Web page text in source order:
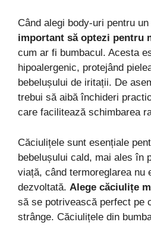
Când alegi body-uri pentru
important să optezi pentru
cum ar fi bumbacul. Acesta
hipoalergenic, protejând
bebelușului de iritații. De
trebui să aibă închideri
care facilitează schimbarea
Căciulițele sunt esențiale
bebelușului cald, mai ales în
viață, când termoreglarea nu
dezvoltată. Alege căciulițe
să se potrivească perfect pe
strânge. Căciulițele din